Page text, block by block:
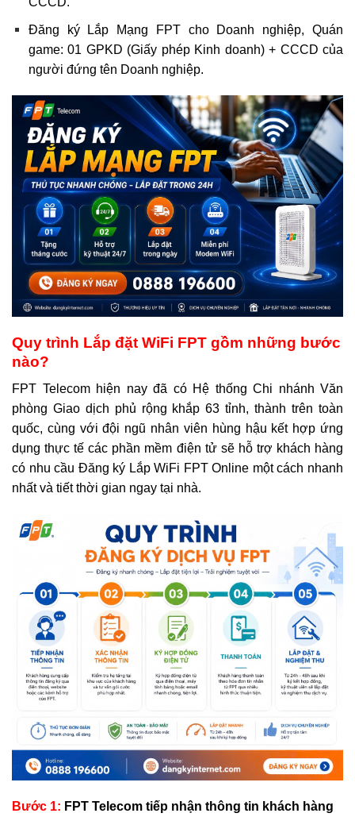
Đăng ký Lắp Mạng FPT cho Doanh nghiệp, Quán
game: 01 GPKD (Giấy phép Kinh doanh) + CCCD của
người đứng tên Doanh nghiệp.
Quy trình Lắp đặt WiFi FPT gồm những bước
nào?
FPT Telecom hiện nay đã có Hệ thống Chi nhánh Văn
phòng Giao dịch phủ rộng khắp 63 tỉnh, thành trên toàn
quốc, cùng với đội ngũ nhân viên hùng hậu kết hợp ứng
dụng thực tế các phần mềm điện tử sẽ hỗ trợ khách hàng
có nhu cầu Đăng ký Lắp WiFi FPT Online một cách nhanh
nhất và tiết thời gian ngay tại nhà.
Bước 1: FPT Telecom tiếp nhận thông tin khách hàng